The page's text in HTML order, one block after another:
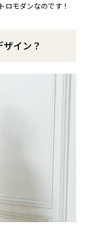
ロモダンなのです！
イン？